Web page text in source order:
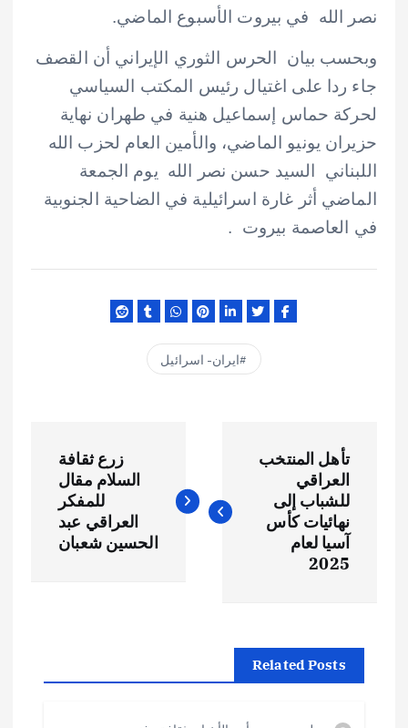
نصر الله في بيروت الأسبوع الماضي.
وبحسب بيان الحرس الثوري الإيراني أن القصف
جاء ردا على اغتيال رئيس المكتب السياسي
لحركة حماس إسماعيل هنية في طهران نهاية
حزيران يونيو الماضي، والأمين العام لحزب الله
اللبناني السيد حسن نصر الله يوم الجمعة
الماضي أثر غارة اسرائيلية في الضاحية الجنوبية
في العاصمة بيروت .
ايران- اسرائيل
ص
تأهل المنتخب
العراقي
للشباب إلى
نهائيات كأس
آسيا لعام
2025
زرع ثقافة
السلام مقال
للمفكر
العراقي عبد
الحسين شعبان
Related Posts